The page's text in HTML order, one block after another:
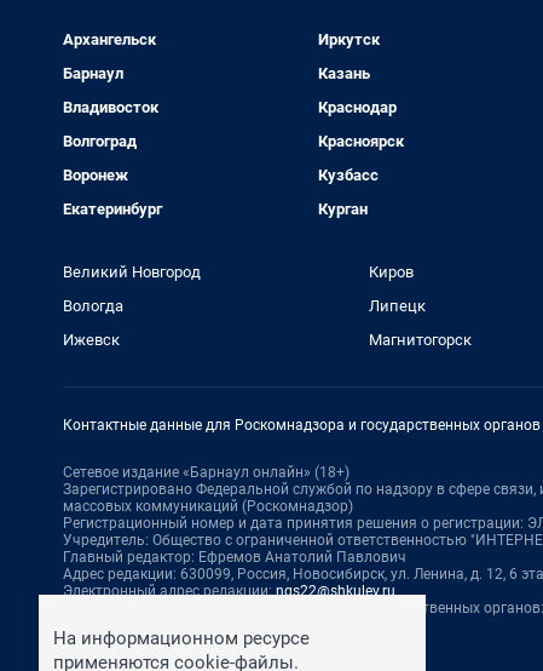
Архангельск
Барнаул
Владивосток
Волгоград
Воронеж
Екатеринбург
Иркутск
Казань
Краснодар
Красноярск
Кузбасс
Курган
Великий Новгород
Вологда
Ижевск
Киров
Липецк
Магнитогорск
Контактные данные для Роскомнадзора и государственных органов
Сетевое издание «Барнаул онлайн» (18+)
Зарегистрировано Федеральной службой по надзору в сфере
массовых коммуникаций (Роскомнадзор)
Регистрационный номер и дата принятия решения о регистрации:
Учредитель: Общество с ограниченной ответственностью
Главный редактор: Ефремов Анатолий Павлович
Адрес редакции: 630099, Россия, Новосибирск, ул. Ленина, д. 12, 6
Электронный адрес редакции: ngs22@shkulev.ru
Контактные данные для Роскомнадзора и государственных органов:
По вопросам коммерческого сотрудничества:
На информационном ресурсе
применяются cookie-файлы.